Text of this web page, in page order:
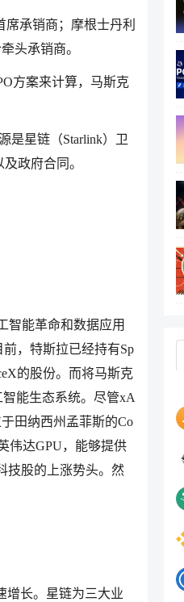
席承销商；摩根士丹利
头承销商。
方案来计算，马斯克
是星链（Starlink）卫
政府合同。
智能革命和数据应用
，特斯拉已经持有Sp
的股份。而将马斯克
能生态系统。尽管xA
田纳西州孟菲斯的Co
伟达GPU，能够提供
技股的上涨势头。然
增长。星链为三大业